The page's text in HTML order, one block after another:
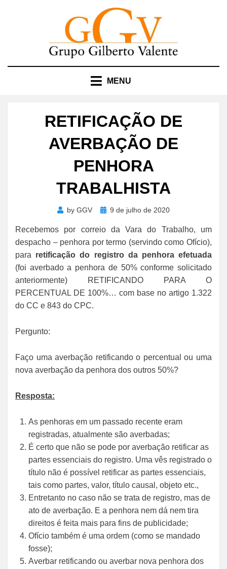
MENU
RETIFICAÇÃO DE
AVERBAÇÃO DE
PENHORA
TRABALHISTA
by GGV
Posted
9 de julho de 2020
Recebemos por correio da Vara do Trabalho, um
despacho – penhora por termo (servindo como Ofício),
para retificação do registro da penhora efetuada
(foi averbado a penhora de 50% conforme solicitado
anteriormente) RETIFICANDO PARA O
PERCENTUAL DE 100%… com base no artigo 1.322
do CC e 843 do CPC.
Pergunto:
Faço uma averbação retificando o percentual ou uma
nova averbação da penhora dos outros 50%?
Resposta:
As penhoras em um passado recente eram
registradas, atualmente são averbadas;
É certo que não se pode por averbação retificar as
partes essenciais do registro. Uma vês registrado o
título não é possível retificar as partes essenciais,
tais como partes, valor, título causal, objeto etc.,
Entretanto no caso não se trata de registro, mas de
ato de averbação. E a penhora nem dá nem tira
direitos é feita mais para fins de publicidade;
Ofício também é uma ordem (como se mandado
fosse);
Averbar retificando ou averbar nova penhora dos